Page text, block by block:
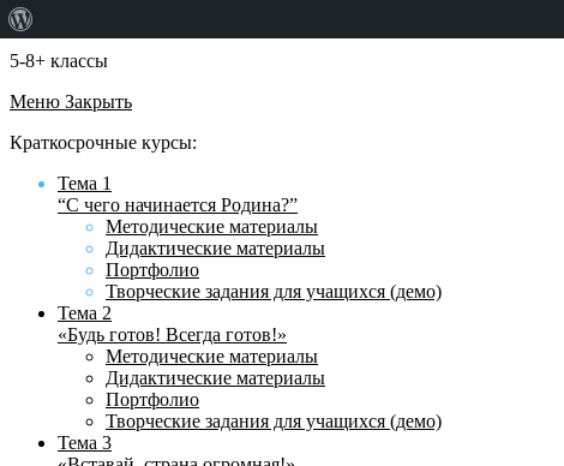
5-8+ классы
Меню Закрыть
Краткосрочные курсы:
Тема 1
“С чего начинается Родина?”
Методические материалы
Дидактические материалы
Портфолио
Творческие задания для учащихся (демо)
Тема 2
«Будь готов! Всегда готов!»
Методические материалы
Дидактические материалы
Портфолио
Творческие задания для учащихся (демо)
Тема 3
WordPress